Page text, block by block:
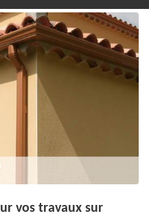
vos travaux sur